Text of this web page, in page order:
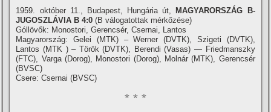
1959. október 11., Budapest, Hungária út,
MAGYARORSZÁG B-
JUGOSZLÁVIA B 4:0 (B válogatottak mérkőzése)
Góllövők: Monostori, Gerencsér, Csernai, Lantos
Magyarország: Gelei (MTK) – Werner (DVTK), Szigeti (DVTK),
Lantos (MTK ) – Török (DVTK), Berendi (Vasas) — Friedmanszky
(FTC), Varga (Dorog), Monostori (Dorog), Molnár (MTK), Gerencsér
(BVSC)
Csere: Csernai (BVSC)
* * *